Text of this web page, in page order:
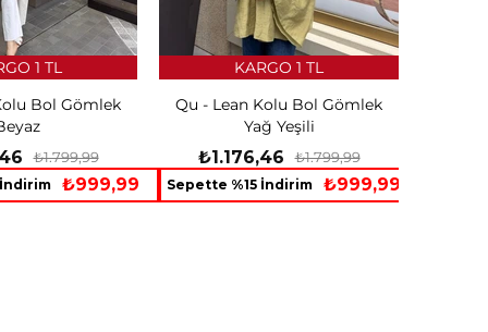
Bol Gömlek
₺1.799,99
₺999,99
1 TL
Qu - Lean Kolu Bol Gömlek
Yağ Yeşili
₺1.176,46 ₺1.799,99
Sepette %15 İndirim ₺999,99
KARGO 1 TL